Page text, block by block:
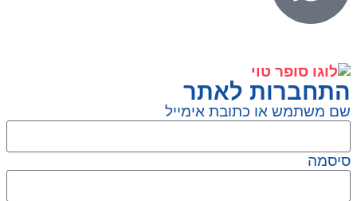
התחברות לאתר
שם משתמש או כתובת אימייל
סיסמה